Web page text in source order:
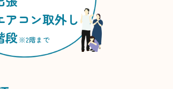
アコン取外し
段 ※2階まで